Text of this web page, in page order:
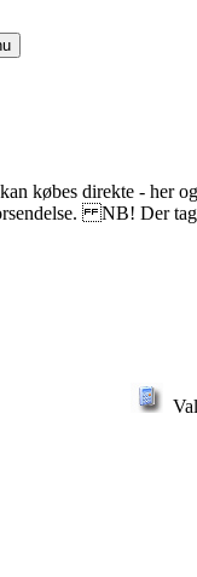
købes direkte - her
NB! Der